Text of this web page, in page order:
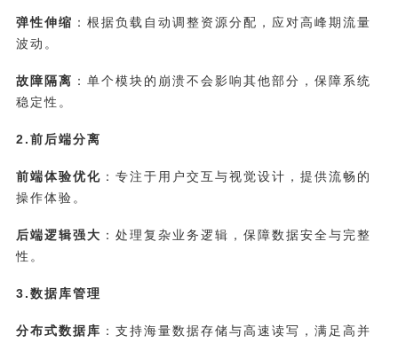
弹性伸缩 ：根据负载自动调整资源分配，应对高峰期流量
波动。
故障隔离 ：单个模块的崩溃不会影响其他部分，保障系统
稳定性。
2.前后端分离
前端体验优化 ：专注于用户交互与视觉设计，提供流畅的
操作体验。
后端逻辑强大 ：处理复杂业务逻辑，保障数据安全与完整
性。
3.数据库管理
分布式数据库 ：支持海量数据存储与高速读写，满足高并